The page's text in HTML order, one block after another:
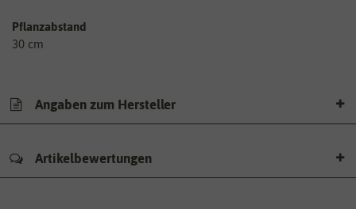
Pflanzabstand
30 cm
Angaben zum Hersteller
Artikelbewertungen